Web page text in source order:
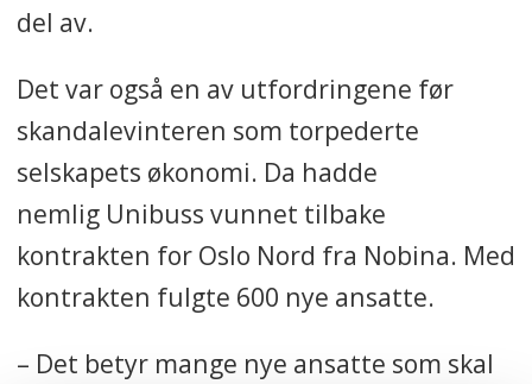
del av.
Det var også en av utfordringene før
skandalevinteren som torpederte
selskapets økonomi. Da hadde
nemlig Unibuss vunnet tilbake
kontrakten for Oslo Nord fra Nobina. Med
kontrakten fulgte 600 nye ansatte.
– Det betyr mange nye ansatte som skal